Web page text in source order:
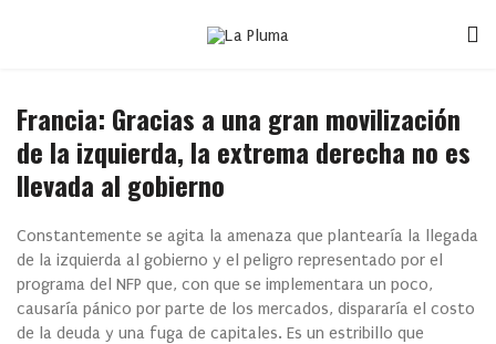
Francia: Gracias a una gran movilización
de la izquierda, la extrema derecha no es
llevada al gobierno
Constantemente se agita la amenaza que plantearía la llegada
de la izquierda al gobierno y el peligro representado por el
programa del NFP que, con que se implementara un poco,
causaría pánico por parte de los mercados, dispararía el costo
de la deuda y una fuga de capitales. Es un estribillo que